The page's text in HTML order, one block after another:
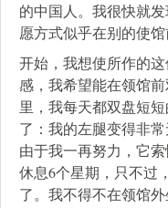
的中国人。我很快就
愿方式似乎在别的使
开始，我想使所作的
感，我希望能在领馆
里，我每天都双盘短
了：我的左腿变得非
由于我一再努力，它
休息6个星期，只不过
了。我不得不在领馆外